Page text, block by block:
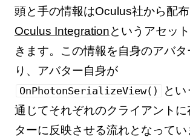
頭と手の情報はOculus社から配
Oculus Integrationというアセッ
きます。この情報を自身のアバ
り、アバター自身が
OnPhotonSerializeView()
とい
通じてそれぞれのクライアント
ターに反映させる流れとなってい